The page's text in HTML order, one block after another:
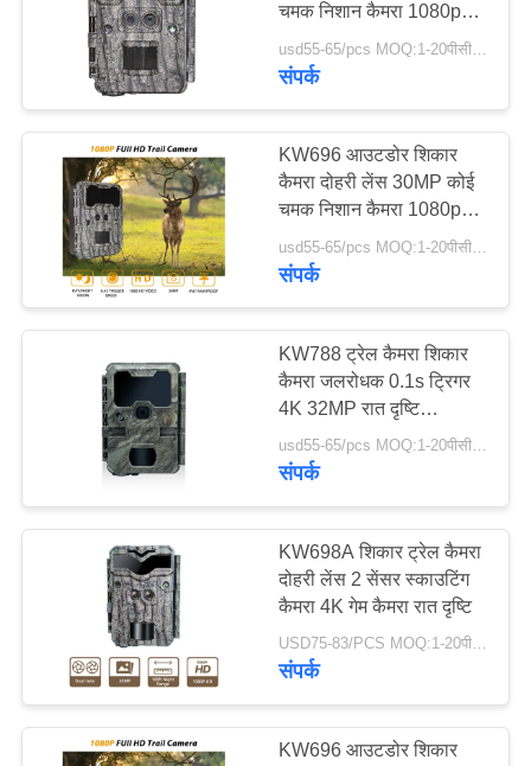
समाचार
उद्धरण
साइटमैप
गोपनीयता
4जी ट्रेल कैमरा
64
वायरलेस ट्रेल कैमरा
वाईफ़ाई ब्लूटूथ कैमरा
43
चमक निशान कैमरा 1080p
रात दृष्टि 512G के लिए
संपर्क
KW696 आउटडोर शिकार
कैमरा दोहरी लेंस 30MP कोई
चमक निशान कैमरा 1080p
रात दृष्टि 512G के लिए
usd55-65/pcs MOQ:1-20पीसीएस
संपर्क
KW788 ट्रेल कैमरा शिकार
कैमरा जलरोधक 0.1s ट्रिगर
4K 32MP रात दृष्टि
जलरोधक अवरक्त कैमरा
usd55-65/pcs MOQ:1-20पीसीएस
संपर्क
KW698A शिकार ट्रेल कैमरा
दोहरी लेंस 2 सेंसर स्काउटिंग
कैमरा 4K गेम कैमरा रात दृष्टि
USD75-83/PCS MOQ:1-20पीसीएस
संपर्क
KW696 आउटडोर शिकार